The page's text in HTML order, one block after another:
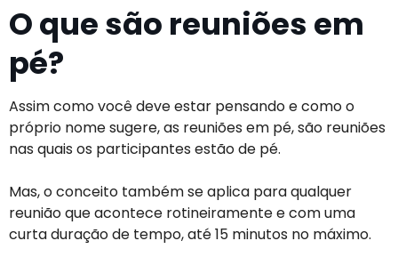
O que são reuniões em
pé?
Assim como você deve estar pensando e como o
próprio nome sugere, as reuniões em pé, são reuniões
nas quais os participantes estão de pé.
Mas, o conceito também se aplica para qualquer
reunião que acontece rotineiramente e com uma
curta duração de tempo, até 15 minutos no máximo.